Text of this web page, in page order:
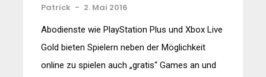
Patrick - 2. Mai 2016
Abodienste wie PlayStation Plus und Xbox Live
Gold bieten Spielern neben der Möglichkeit
online zu spielen auch „gratis“ Games an und